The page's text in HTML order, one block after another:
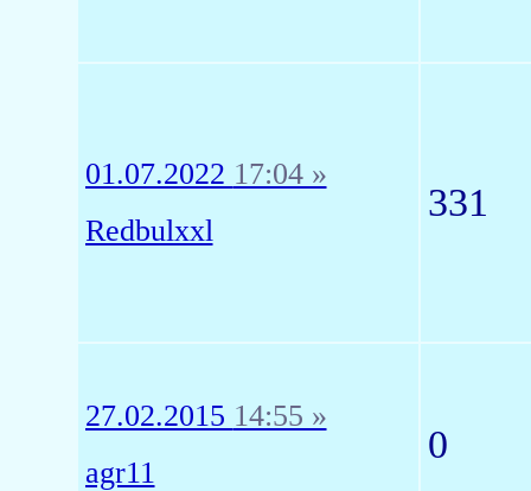
01.07.2022 17:04 »
Redbulxxl
331
27.02.2015 14:55 »
agr11
0